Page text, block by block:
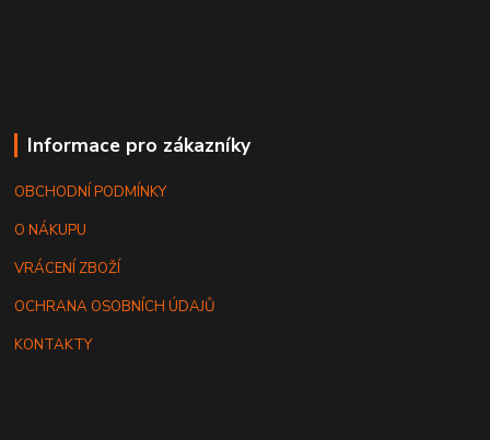
Informace pro zákazníky
OBCHODNÍ PODMÍNKY
O NÁKUPU
VRÁCENÍ ZBOŽÍ
OCHRANA OSOBNÍCH ÚDAJŮ
KONTAKTY